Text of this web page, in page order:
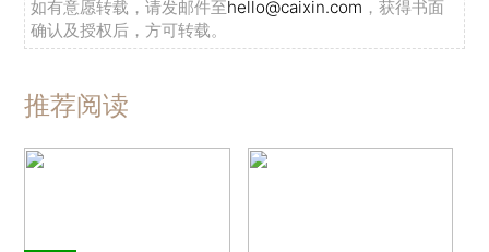
如有意愿转载，请发邮件至hello@caixin.com ，获得书面
确认及授权后，方可转载。
推荐阅读